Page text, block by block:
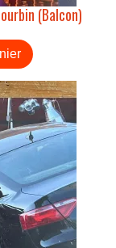
(Balcon)